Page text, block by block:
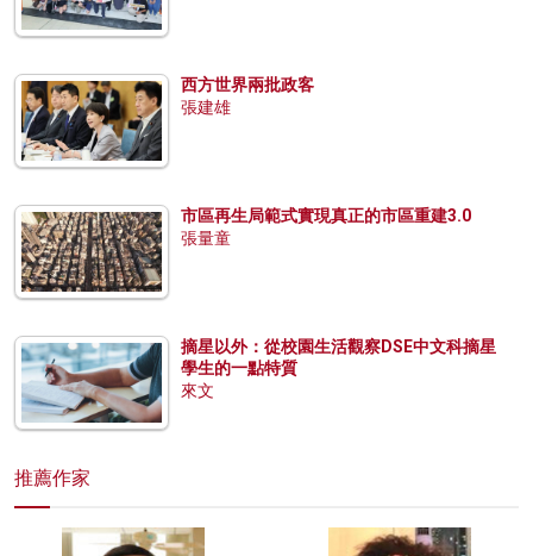
西方世界兩批政客
張建雄
市區再生局範式實現真正的市區重建3.0
張量童
摘星以外：從校園生活觀察DSE中文科摘星
學生的一點特質
來文
推薦作家